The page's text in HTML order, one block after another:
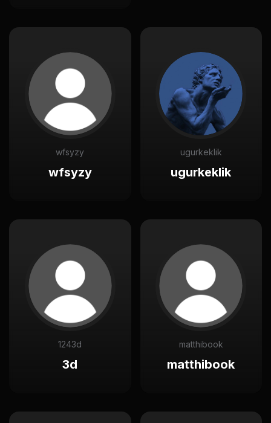
wfsyzy
wfsyzy
ugurkeklik
ugurkeklik
1243d
3d
matthibook
matthibook